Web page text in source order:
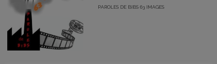
PAROLES DE BIBS 63 IMAGES